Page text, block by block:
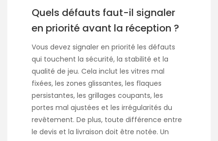
Quels défauts faut-il signaler
en priorité avant la réception ?
Vous devez signaler en priorité les défauts
qui touchent la sécurité, la stabilité et la
qualité de jeu. Cela inclut les vitres mal
fixées, les zones glissantes, les flaques
persistantes, les grillages coupants, les
portes mal ajustées et les irrégularités du
revêtement. De plus, toute différence entre
le devis et la livraison doit être notée. Un